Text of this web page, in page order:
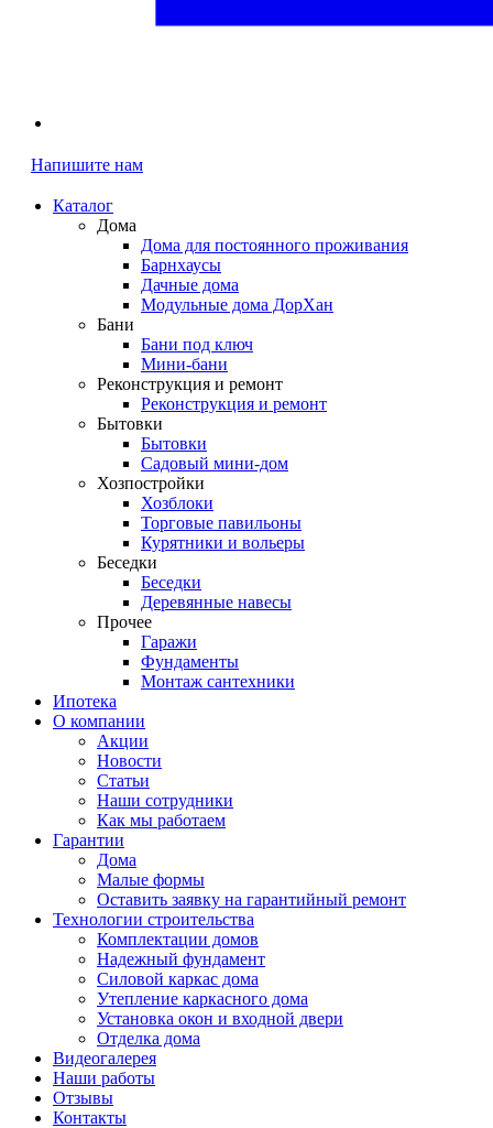
Напишите нам
Каталог
Дома
Дома для постоянного проживания
Барнхаусы
Дачные дома
Модульные дома ДорХан
Бани
Бани под ключ
Мини-бани
Реконструкция и ремонт
Реконструкция и ремонт
Бытовки
Бытовки
Садовый мини-дом
Хозпостройки
Хозблоки
Торговые павильоны
Курятники и вольеры
Беседки
Беседки
Деревянные навесы
Прочее
Гаражи
Фундаменты
Монтаж сантехники
Ипотека
О компании
Акции
Новости
Статьи
Наши сотрудники
Как мы работаем
Гарантии
Дома
Малые формы
Оставить заявку на гарантийный ремонт
Технологии строительства
Комплектации домов
Надежный фундамент
Силовой каркас дома
Утепление каркасного дома
Установка окон и входной двери
Отделка дома
Видеогалерея
Наши работы
Отзывы
Контакты